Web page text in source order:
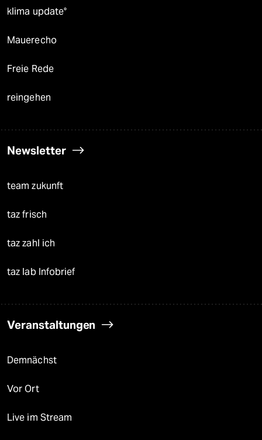
klima update°
Mauerecho
Freie Rede
reingehen
Newsletter
team zukunft
taz frisch
taz zahl ich
taz lab Infobrief
Veranstaltungen
Demnächst
Vor Ort
Live im Stream